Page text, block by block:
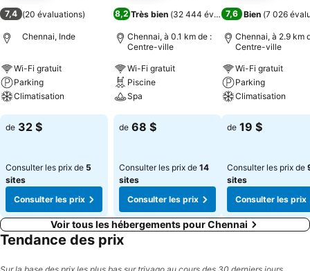
7,4 (20 évaluations)
Chennai, Inde
Wi-Fi gratuit
Parking
Climatisation
Consulter les prix
de 32 $
Consulter les prix de 5
sites
Consulter les prix
8,2 Très bien (32 444 évaluations)
Chennai, à 0.1 km de :
Centre-ville
Wi-Fi gratuit
Piscine
Spa
Consulter les prix
de 68 $
Consulter les prix de 14
sites
Consulter les prix
7,6 Bien (7 026
Chennai, à 2.9 km
Centre-ville
Wi-Fi gratuit
Parking
Climatisation
Consulter les
de 19 $
Consulter les prix de
sites
Consulter les prix
Voir tous les hébergements pour Chennai
Tendance des prix